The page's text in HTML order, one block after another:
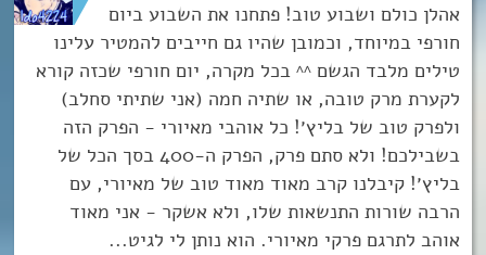
אהלן כולם ושבוע טוב! פתחנו את השבוע ביום
חורפי במיוחד, וכמובן שהיו גם חייבים להמטיר עלינו
טילים מלבד הגשם ^^ בכל מקרה, יום חורפי שכזה קורא
לקערת מרק טובה, או שתיה חמה (אני שתיתי סחלב)
ולפרק טוב של בליץ׳! כל אוהבי מאיורי - הפרק הזה
בשבילכם! ולא סתם פרק, הפרק ה-400 בסך הכל של
בליץ׳! קיבלנו קרב מאוד מאוד טוב של מאיורי, עם
הרבה שורות התנשאות שלו, ולא אשקר - אני מאוד
אוהב לתרגם פרקי מאיורי. הוא נותן לי לגיט...